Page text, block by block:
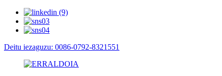
Deitu iezaguzu: 0086-0792-8321551